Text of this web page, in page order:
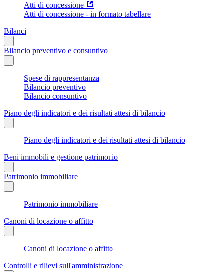
Atti di concessione
Atti di concessione - in formato tabellare
Bilanci
Bilancio preventivo e consuntivo
Spese di rappresentanza
Bilancio preventivo
Bilancio consuntivo
Piano degli indicatori e dei risultati attesi di bilancio
Piano degli indicatori e dei risultati attesi di bilancio
Beni immobili e gestione patrimonio
Patrimonio immobiliare
Patrimonio immobiliare
Canoni di locazione o affitto
Canoni di locazione o affitto
Controlli e rilievi sull'amministrazione